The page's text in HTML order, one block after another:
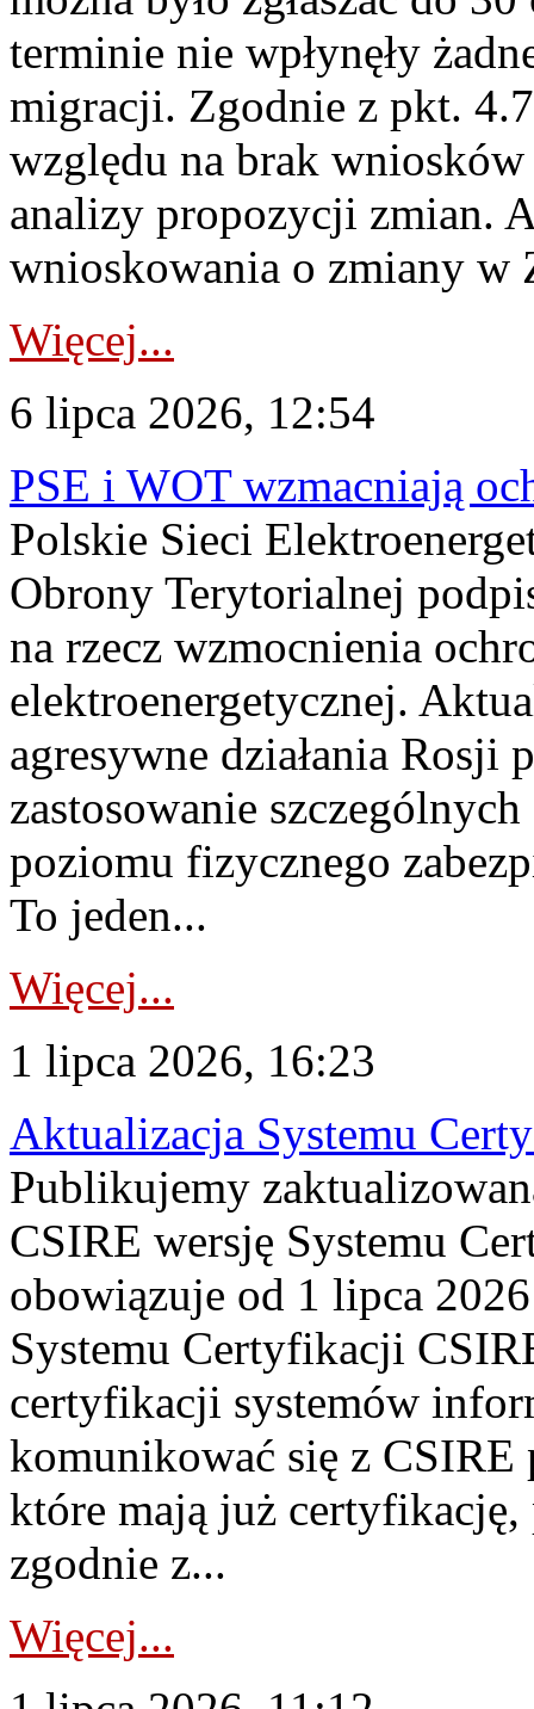
terminie nie wpłynęły
migracji. Zgodnie z pkt.
względu na brak
analizy propozycji zmian.
wnioskowania o zmiany w
Więcej...
6 lipca 2026, 12:54
PSE i WOT wzmacniają
Polskie Sieci
Obrony Terytorialnej
na rzecz wzmocnienia
elektroenergetycznej.
agresywne działania Rosji
zastosowanie
poziomu fizycznego
To jeden...
Więcej...
1 lipca 2026, 16:23
Aktualizacja Systemu
Publikujemy
CSIRE wersję Systemu
obowiązuje od 1 lipca
Systemu Certyfikacji
certyfikacji systemów
komunikować się z
które mają już
zgodnie z...
Więcej...